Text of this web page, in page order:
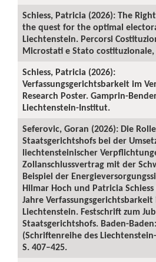
Schiess, Patricia (2026): The
the quest for the optimal
Liechtenstein. Percorsi
Microstati e Stato costituzionale,
Schiess, Patricia (2026):
Verfassungsgerichtsbarkeit im
Research Poster. Gamprin-
Liechtenstein-Institut.
Seferovic, Goran (2026): Die
Staatsgerichtshofs bei der
liechtensteinischer
Zollanschlussvertrag mit der
Beispiel der
Hilmar Hoch und Patricia Schiess
Jahre Verfassungsgerichtsbarkeit
Liechtenstein. Festschrift zum
Staatsgerichtshofs. Baden-
(Schriftenreihe des
S. 407–425.